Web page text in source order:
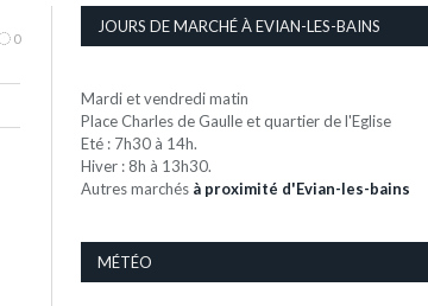
0
JOURS DE MARCHÉ À EVIAN-LES-BAINS
Mardi et vendredi matin
Place Charles de Gaulle et quartier de l'Eglise
Eté : 7h30 à 14h.
Hiver : 8h à 13h30.
Autres marchés à proximité d'Evian-les-bains
MÉTÉO